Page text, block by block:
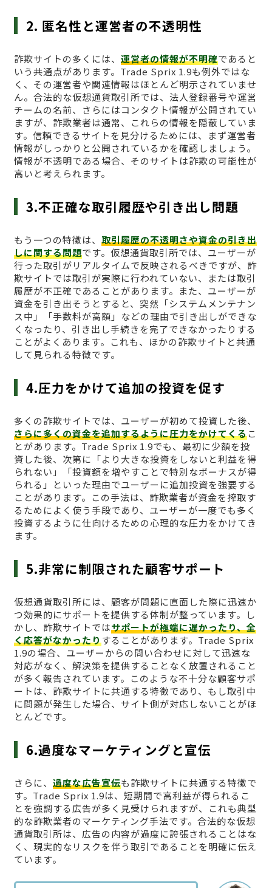
2. 匿名性と運営者の不透明性
詐欺サイトの多くには、 運営者の情報が不明確であると
いう共通点があります。Trade Sprix 1.9も例外ではな
く、その運営者や関連情報はほとんど明示されていませ
ん。合法的な仮想通貨取引所では、法人登録番号や運営
チームの名前、さらにはコンタクト情報が公開されてい
ますが、詐欺業者は通常、これらの情報を隠蔽していま
す。信頼できるサイトを見分けるためには、まず運営者
情報がしっかりと公開されているかを確認しましょう。
情報が不透明である場合、そのサイトは詐欺の可能性が
高いと考えられます。
3.不正確な取引履歴や引き出し問題
もう一つの特徴は、 取引履歴の不透明さや資金の引き出
しに関する問題です。仮想通貨取引所では、ユーザーが
行った取引がリアルタイムで反映されるべきですが、詐
欺サイトでは取引が実際に行われていない、または取引
履歴が不正確であることがあります。また、ユーザーが
資金を引き出そうとすると、突然「システムメンテナン
ス中」「手数料が高額」などの理由で引き出しができな
くなったり、引き出し手続きを完了できなかったりする
ことがよくあります。これも、ほかの詐欺サイトと共通
して見られる特徴です。
4.圧力をかけて追加の投資を促す
多くの詐欺サイトでは、ユーザーが初めて投資した後、
さらに多くの資金を追加するように圧力をかけてくるこ
とがあります。Trade Sprix 1.9でも、最初に少額を投
資した後、次第に「より大きな投資をしないと利益を得
られない」「投資額を増やすことで特別なボーナスが得
られる」といった理由でユーザーに追加投資を強要する
ことがあります。この手法は、詐欺業者が資金を搾取す
るためによく使う手段であり、ユーザーが一度でも多く
投資するように仕向けるための心理的な圧力をかけてき
ます。
5.非常に制限された顧客サポート
仮想通貨取引所には、顧客が問題に直面した際に迅速か
つ効果的にサポートを提供する体制が整っています。し
かし、詐欺サイトではサポートが極端に遅かったり、全
く応答がなかったりすることがあります。Trade Sprix
1.9の場合、ユーザーからの問い合わせに対して迅速な
対応がなく、解決策を提供することなく放置されること
が多く報告されています。このような不十分な顧客サポ
ートは、詐欺サイトに共通する特徴であり、もし取引中
に問題が発生した場合、サイト側が対応しないことがほ
とんどです。
6.過度なマーケティングと宣伝
さらに、 過度な広告宣伝も詐欺サイトに共通する特徴で
す。Trade Sprix 1.9は、短期間で高利益が得られるこ
とを強調する広告が多く見受けられますが、これも典型
的な詐欺業者のマーケティング手法です。合法的な仮想
通貨取引所は、広告の内容が過度に誇張されることはな
く、現実的なリスクを伴う取引であることを明確に伝え
ています。